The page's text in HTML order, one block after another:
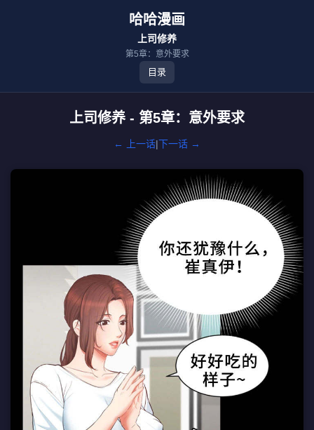
哈哈漫画
上司修养
第5章：意外要求
目录
上司修养 - 第5章：意外要求
← 上一话|下一话 →